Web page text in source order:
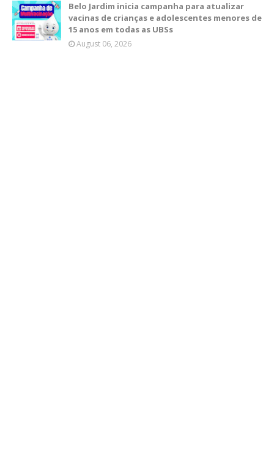
Belo Jardim inicia campanha para atualizar
vacinas de crianças e adolescentes menores de
15 anos em todas as UBSs
August 06, 2026